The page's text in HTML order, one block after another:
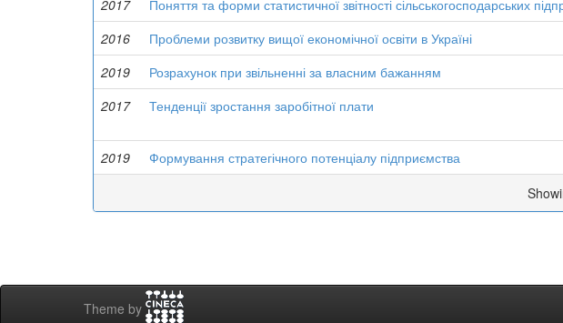
2017 Поняття та форми статистичної звітності сільськогосподарських
2016
Проблеми розвитку вищої економічної освіти в Україні
2019
Розрахунок при звільненні за власним бажанням
2017
Тенденції зростання заробітної плати
2019
Формування стратегічного потенціалу підприємства
Theme by